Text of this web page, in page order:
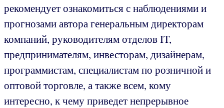
рекомендует ознакомиться с наблюдениями и
прогнозами автора генеральным директорам
компаний, руководителям отделов IT,
предпринимателям, инвесторам, дизайнерам,
программистам, специалистам по розничной и
оптовой торговле, а также всем, кому
интересно, к чему приведет непрерывное